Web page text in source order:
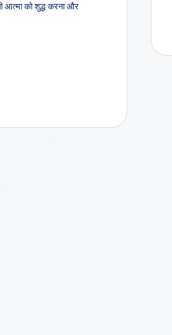
आत्मा को शुद्ध करना और